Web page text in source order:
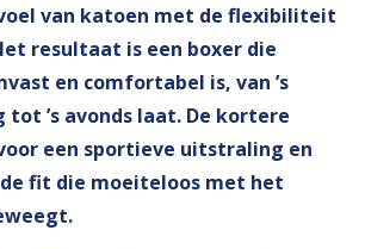
van katoen met de flexibiliteit
resultaat is een boxer die
en comfortabel is, van ’s
tot ’s avonds laat. De kortere
een sportieve uitstraling en
fit die moeiteloos met het